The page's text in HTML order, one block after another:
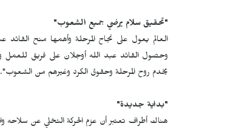
"تحقيق سلام يرضي جميع الشعوب"
العالم يعول على نجاح المرحلة وأهمها منح القائد
وحصول القائد عبد الله أوجلان على فريق للعمل
يخدم روح المرحلة وحقوق الكرد وغيرهم من الشعوب".
"بداية جديدة"
هناك أطراف تعتبر أن عزم الحركة التخلي عن سلاحه